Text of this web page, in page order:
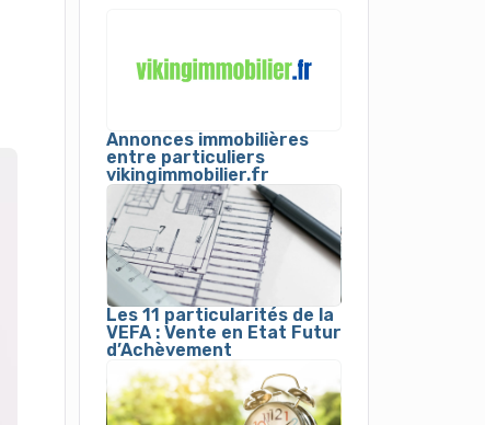
Annonces immobilières
entre particuliers
vikingimmobilier.fr
Les 11 particularités de la
VEFA : Vente en Etat Futur
d’Achèvement